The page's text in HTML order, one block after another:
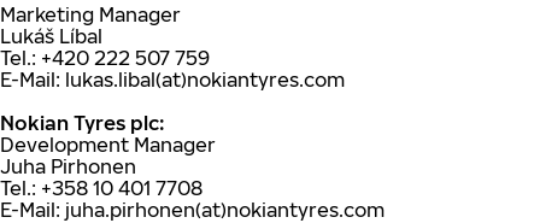
Marketing Manager
Lukáš Líbal
Tel.: +420 222 507 759
E-Mail: lukas.libal(at)nokiantyres.com
Nokian Tyres plc:
Development Manager
Juha Pirhonen
Tel.: +358 10 401 7708
E-Mail: juha.pirhonen(at)nokiantyres.com